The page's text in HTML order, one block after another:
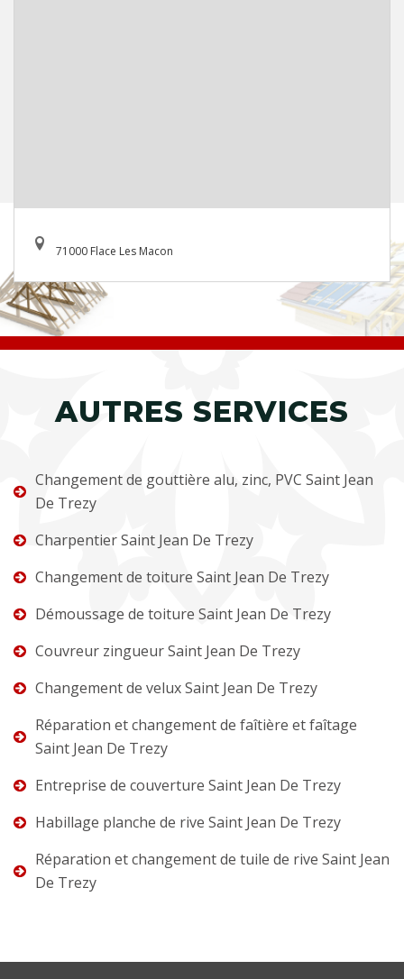
71000 Flace Les Macon
AUTRES SERVICES
Changement de gouttière alu, zinc, PVC Saint Jean
De Trezy
Charpentier Saint Jean De Trezy
Changement de toiture Saint Jean De Trezy
Démoussage de toiture Saint Jean De Trezy
Couvreur zingueur Saint Jean De Trezy
Changement de velux Saint Jean De Trezy
Réparation et changement de faîtière et faîtage
Saint Jean De Trezy
Entreprise de couverture Saint Jean De Trezy
Habillage planche de rive Saint Jean De Trezy
Réparation et changement de tuile de rive Saint Jean
De Trezy